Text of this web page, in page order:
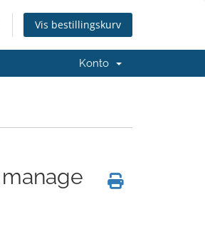
Vis bestillingskurv
Konto